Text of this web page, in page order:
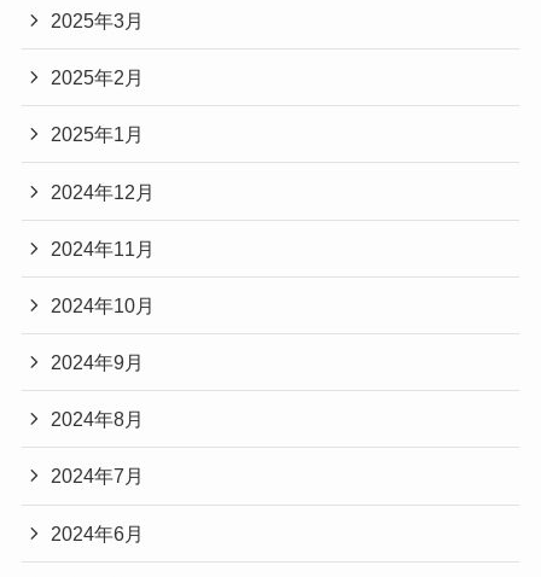
2025年3月
2025年2月
2025年1月
2024年12月
2024年11月
2024年10月
2024年9月
2024年8月
2024年7月
2024年6月